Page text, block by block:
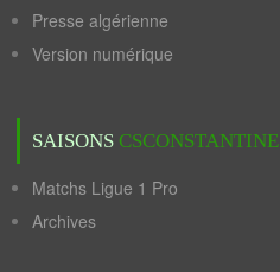
Presse algérienne
Version numérique
SAISONS CSCONSTANTINE
Matchs Ligue 1 Pro
Archives